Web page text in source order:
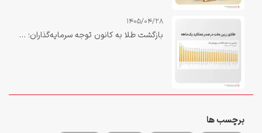
1405/04/28
بازگشت طلا به کانون توجه سرمایه‌گذاران؛ «زرین ملت» در صدر بازدهی یک‌ماهه صندوق‌های طلا
برچسب ها